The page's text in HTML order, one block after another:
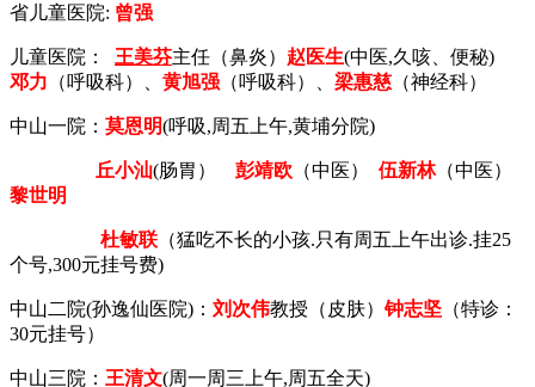
省儿童医院: 曾强
儿童医院： 王美芬主任（鼻炎） 赵医生(中医,久咳、便秘)
邓力 （呼吸科）、 黄旭强 （呼吸科）、 梁惠慈 （神经科）
中山一院： 莫恩明(呼吸,周五上午,黄埔分院)
丘小汕(肠胃） 彭靖欧 （中医） 伍新林（中医）
黎世明
杜敏联 （猛吃不长的小孩.只有周五上午出诊.挂25
个号,300元挂号费)
中山二院(孙逸仙医院)： 刘次伟教授（皮肤）钟志坚 （特诊：
30元挂号）
中山三院： 王清文(周一周三上午,周五全天)